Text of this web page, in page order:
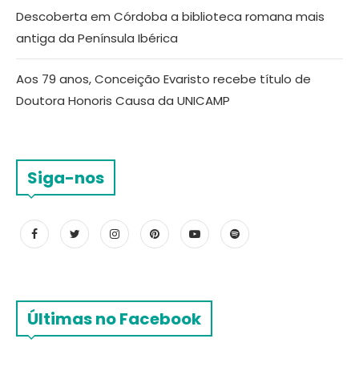
Descoberta em Córdoba a biblioteca romana mais
antiga da Península Ibérica
Aos 79 anos, Conceição Evaristo recebe título de
Doutora Honoris Causa da UNICAMP
Siga-nos
Últimas no Facebook